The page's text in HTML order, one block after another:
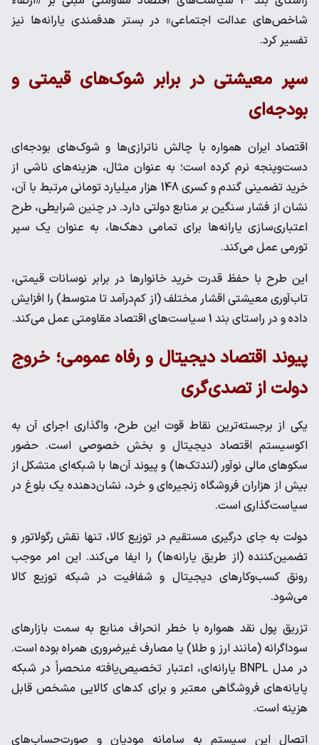
شاخص‌های عدالت اجتماعی» در بستر هدفمندی یارانه‌ها نیز
تفسیر کرد.
سپر معیشتی در برابر شوک‌های قیمتی و
بودجه‌ای
اقتصاد ایران همواره با چالش ناترازی‌ها و شوک‌های بودجه‌ای
دست‌وپنجه نرم کرده است؛ به عنوان مثال، هزینه‌های ناشی از
خرید تضمینی گندم و کسری 148 هزار میلیارد تومانی مرتبط با آن،
نشان از فشار سنگین بر منابع دولتی دارد. در چنین شرایطی، طرح
اعتباری‌سازی یارانه‌ها برای تمامی دهک‌ها، به عنوان یک سپر
تورمی عمل می‌کند.
این طرح با حفظ قدرت خرید خانوارها در برابر نوسانات قیمتی،
تاب‌آوری معیشتی اقشار مختلف (از کم‌درآمد تا متوسط) را افزایش
داده و در راستای بند 1 سیاست‌های اقتصاد مقاومتی عمل می‌کند.
پیوند اقتصاد دیجیتال و رفاه عمومی؛ خروج
دولت از تصدی‌گری
یکی از برجسته‌ترین نقاط قوت این طرح، واگذاری اجرای آن به
اکوسیستم اقتصاد دیجیتال و بخش خصوصی است. حضور
سکوهای مالی نوآور (لندتک‌ها) و پیوند آن‌ها با شبکه‌ای متشکل از
بیش از هزاران فروشگاه زنجیره‌ای و خرد، نشان‌دهنده یک بلوغ در
سیاست‌گذاری است.
دولت به جای درگیری مستقیم در توزیع کالا، تنها نقش رگولاتور و
تضمین‌کننده (از طریق یارانه‌ها) را ایفا می‌کند. این امر موجب
رونق کسب‌وکارهای دیجیتال و شفافیت در شبکه توزیع کالا
می‌شود.
تزریق پول نقد همواره با خطر انحراف منابع به سمت بازارهای
سوداگرانه (مانند ارز و طلا) یا مصارف غیرضروری همراه بوده است.
در مدل BNPL یارانه‌ای، اعتبار تخصیص‌یافته منحصراً در شبکه
پایانه‌های فروشگاهی معتبر و برای کدهای کالایی مشخص قابل
هزینه است.
اتصال این سیستم به سامانه مودیان و صورت‌حساب‌های